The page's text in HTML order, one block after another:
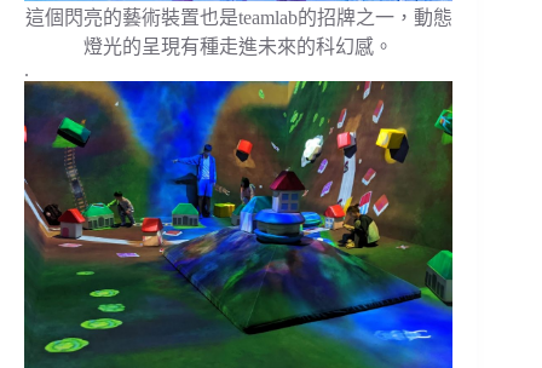
這個閃亮的藝術裝置也是teamlab的招牌之一，動態
燈光的呈現有種走進未來的科幻感。
.